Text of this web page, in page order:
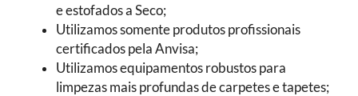
e estofados a Seco;
Utilizamos somente produtos profissionais
certificados pela Anvisa;
Utilizamos equipamentos robustos para
limpezas mais profundas de carpetes e tapetes;